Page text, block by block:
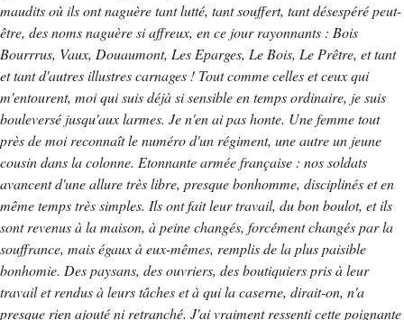
maudits où ils ont naguère tant lutté, tant souffert, tant désespéré peut-
être, des noms naguère si affreux, en ce jour rayonnants : Bois
Bourrrus, Vaux, Douaumont, Les Eparges, Le Bois, Le Prêtre, et tant
et tant d'autres illustres carnages ! Tout comme celles et ceux qui
m'entourent, moi qui suis déjà si sensible en temps ordinaire, je suis
bouleversé jusqu'aux larmes. Je n'en ai pas honte. Une femme tout
près de moi reconnaît le numéro d'un régiment, une autre un jeune
cousin dans la colonne. Etonnante armée française : nos soldats
avancent d'une allure très libre, presque bonhomme, disciplinés et en
même temps très simples. Ils ont fait leur travail, du bon boulot, et ils
sont revenus à la maison, à peine changés, forcément changés par la
souffrance, mais égaux à eux-mêmes, remplis de la plus paisible
bonhomie. Des paysans, des ouvriers, des boutiquiers pris à leur
travail et rendus à leurs tâches et à qui la caserne, dirait-on, n'a
presque rien ajouté ni retranché. J'ai vraiment ressenti cette poignante